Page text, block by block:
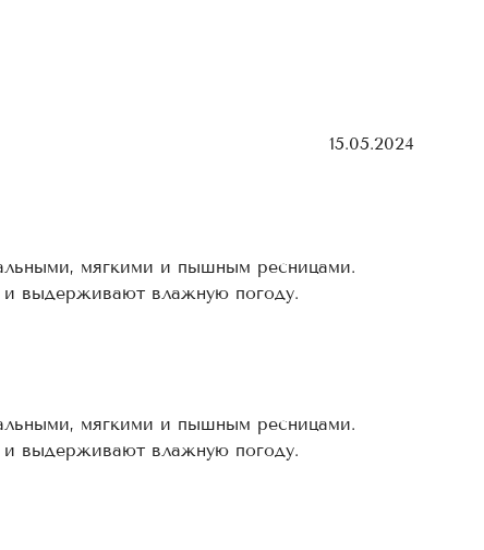
15.05.2024
мягкими и пышным ресницами.
выдерживают влажную погоду.
мягкими и пышным ресницами.
выдерживают влажную погоду.